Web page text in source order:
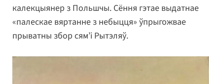
калекцыянер з Польшчы. Сёння гэтае выдатнае
«палескае вяртанне з небыцця» ўпрыгожвае
прыватны збор сям’і Рытэляў.